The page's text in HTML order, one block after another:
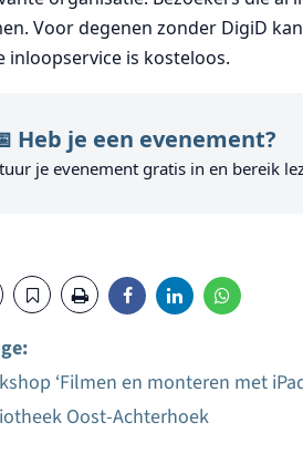
Voor degenen zonder DigiD
inloopservice is kosteloos.
Heb je een evenement?
je evenement gratis in en bereik
‘Filmen en monteren met
Oost-Achterhoek